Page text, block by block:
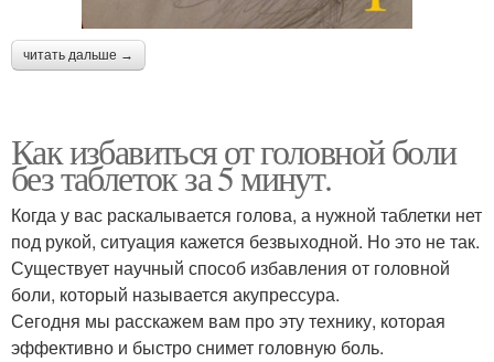
читать дальше →
Как избавиться от головной боли
без таблеток за 5 минут.
Когда у вас раскалывается голова, а нужной таблетки нет
под рукой, ситуация кажется безвыходной. Но это не так.
Существует научный способ избавления от головной
боли, который называется акупрессура.
Сегодня мы расскажем вам про эту технику, которая
эффективно и быстро снимет головную боль.